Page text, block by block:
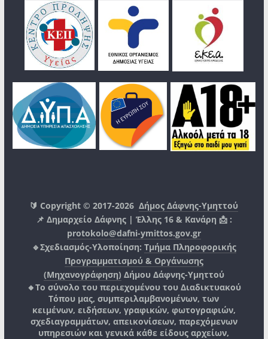
🔰 Copyright © 2017-2026Δήμος Δάφνης-Υμηττού
📌 Δημαρχείο Δάφνης | Έλλης 16 & Κανάρη 📩 :
protokolo@dafni-ymittos.gov.gr
🔹Σχεδιασμός-Υλοποίηση: Τμήμα Πληροφορικής
Προγραμματισμού & Οργάνωσης
(Μηχανογράφηση) Δήμου Δάφνης-Υμηττού
🔸Το σύνολο του περιεχομένου του Διαδικτυακού
Τόπου μας, συμπεριλαμβανομένων, των
κειμένων, ειδήσεων, γραφικών, φωτογραφιών,
σχεδιαγραμμάτων, απεικονίσεων, παρεχόμενων
υπηρεσιών και γενικά κάθε είδους αρχείων,